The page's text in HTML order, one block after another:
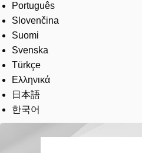
Português
Slovenčina
Suomi
Svenska
Türkçe
Ελληνικά
日本語
한국어